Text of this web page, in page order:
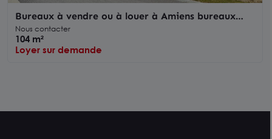
Bureaux à vendre ou à louer à Amiens bureaux
modernes parking privatif
Nous contacter
104 m²
Loyer sur demande